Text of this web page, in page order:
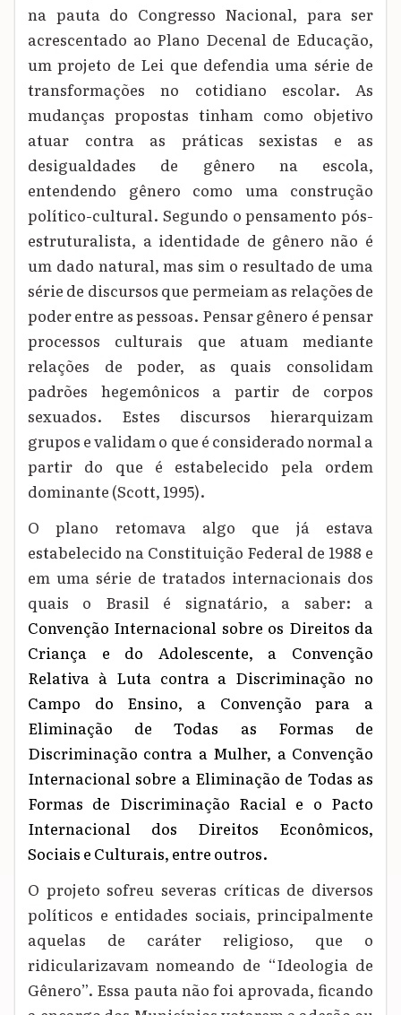
na pauta do Congresso Nacional, para ser
acrescentado ao Plano Decenal de Educação,
um projeto de Lei que defendia uma série de
transformações no cotidiano escolar. As
mudanças propostas tinham como objetivo
atuar contra as práticas sexistas e as
desigualdades de gênero na escola,
entendendo gênero como uma construção
político-cultural. Segundo o pensamento pós-
estruturalista, a identidade de gênero não é
um dado natural, mas sim o resultado de uma
série de discursos que permeiam as relações de
poder entre as pessoas. Pensar gênero é pensar
processos culturais que atuam mediante
relações de poder, as quais consolidam
padrões hegemônicos a partir de corpos
sexuados. Estes discursos hierarquizam
grupos e validam o que é considerado normal a
partir do que é estabelecido pela ordem
dominante (Scott, 1995).
O plano retomava algo que já estava
estabelecido na Constituição Federal de 1988 e
em uma série de tratados internacionais dos
quais o Brasil é signatário, a saber: a
Convenção Internacional sobre os Direitos da
Criança e do Adolescente, a Convenção
Relativa à Luta contra a Discriminação no
Campo do Ensino, a Convenção para a
Eliminação de Todas as Formas de
Discriminação contra a Mulher, a Convenção
Internacional sobre a Eliminação de Todas as
Formas de Discriminação Racial e o Pacto
Internacional dos Direitos Econômicos,
Sociais e Culturais, entre outros.
O projeto sofreu severas críticas de diversos
políticos e entidades sociais, principalmente
aquelas de caráter religioso, que o
ridicularizavam nomeando de “Ideologia de
Gênero”. Essa pauta não foi aprovada, ficando